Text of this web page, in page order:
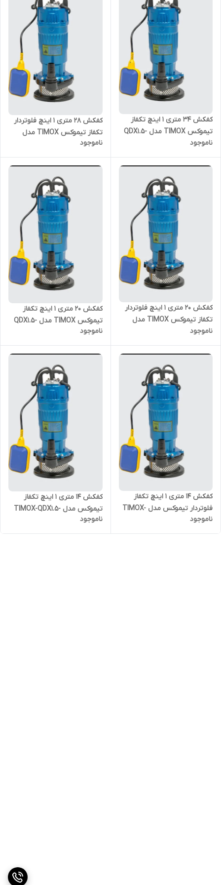
کفکش ۳۴ متری ۱ اینچ تکفاز
تیموکس TIMOX مدل QDX1.5-
34-0.75
ناموجود
کفکش ۲۸ متری ۱ اینچ فلوتردار
تکفاز تیموکس TIMOX مدل
QDX1.5-28-0.55F
ناموجود
کفکش ۲۰ متری ۱ اینچ فلوتردار
تکفاز تیموکس TIMOX مدل
QDX1.5-20-0.37F
ناموجود
کفکش ۲۰ متری ۱ اینچ تکفاز
تیموکس TIMOX مدل QDX1.5-
20-0.37
ناموجود
کفکش ۱۴‌ متری ۱ اینچ تکفاز
فلوتردار تیموکس مدل TIMOX-
QDX1.5-14-0.25F
ناموجود
کفکش ۱۴‌ متری ۱ اینچ تکفاز
تیموکس مدل TIMOX-QDX1.5-
14-0.25
ناموجود